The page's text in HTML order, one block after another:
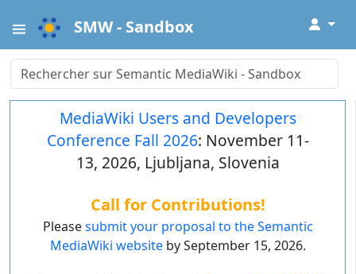
SMW - Sandbox ↓
MediaWiki Users and Developers
Conference Fall 2026: November 11-
13, 2026, Ljubljana, Slovenia
Call for Contributions!
Pleasesubmit your proposal to the Semantic
MediaWiki websiteby September 15, 2026.